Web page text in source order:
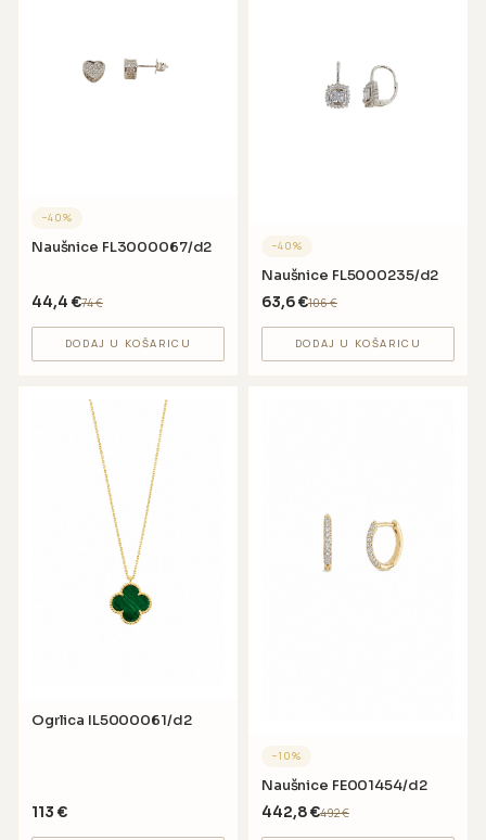
−40%
Naušnice FL3000067/d2
44,4 €74€
DODAJ U KOŠARICU
−40%
Naušnice FL5000235/d2
63,6€106€
DODAJ U KOŠARICU
Ogrlica IL5000061/d2
113 €
−10%
Naušnice FE001454/d2
442,8€492€